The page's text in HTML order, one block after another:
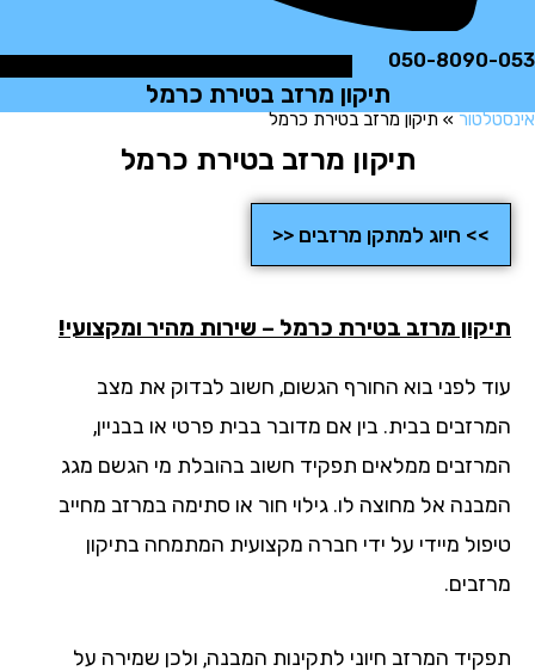
050-
תיקון מרזב בטירת כרמל
»תיקון מרזב בטירת כרמל
תיקון מרזב בטירת כרמל
>> חיוג למתקן מרזבים <<
מרזב בטירת כרמל – שירות מהיר ומקצועי!
לפני בוא החורף הגשום, חשוב לבדוק את מצב
בבית. בין אם מדובר בבית פרטי או בבניין,
ממלאים תפקיד חשוב בהובלת מי הגשם מגג
אל מחוצה לו. גילוי חור או סתימה במרזב מחייב
מיידי על ידי חברה מקצועית המתמחה בתיקון
המרזב חיוני לתקינות המבנה, ולכן שמירה על